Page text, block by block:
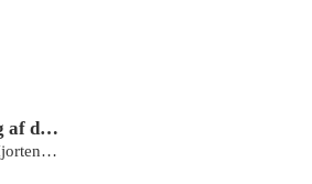
Europæisk påvirkning af dansk strafferet
Thomas Elholm, Jesper Hjortenberg